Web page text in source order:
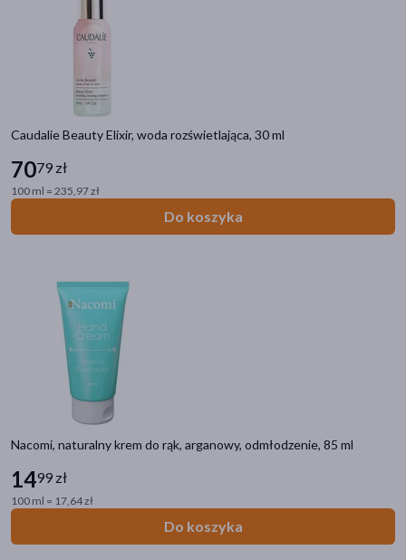
Caudalie Beauty Elixir, woda rozświetlająca, 30 ml
7079 zł
100 ml = 235,97 zł
Do koszyka
Nacomi, naturalny krem do rąk, arganowy, odmłodzenie, 85 ml
1499 zł
100 ml = 17,64 zł
Do koszyka
pokaż więcej